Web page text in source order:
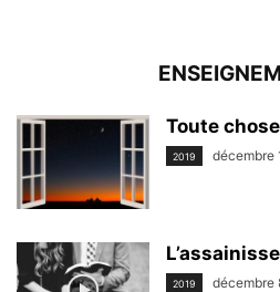
Toute
2019 décembre
2019 décembre